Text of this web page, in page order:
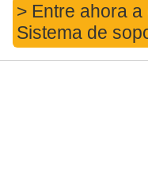
> Entre ahora
Sistema de